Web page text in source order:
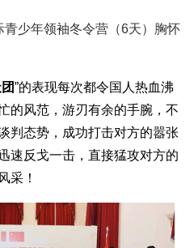
青少年领袖冬令营（6天）胸怀
”的表现每次都令国人热血沸
的风范，游刃有余的手腕，不
判态势，成功打击对方的嚣张
速反戈一击，直接猛攻对方的
采！